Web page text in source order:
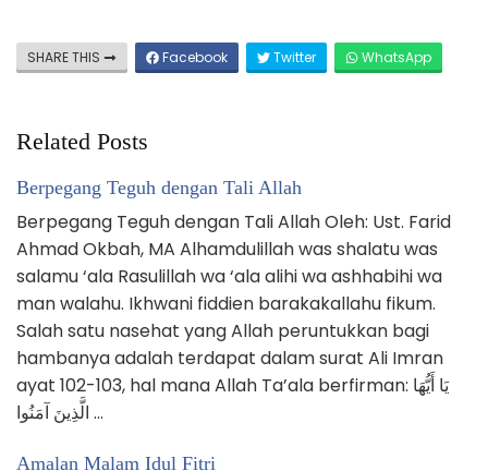
SHARE THIS Facebook Twitter WhatsApp
Related Posts
Berpegang Teguh dengan Tali Allah
Berpegang Teguh dengan Tali Allah Oleh: Ust. Farid
Ahmad Okbah, MA Alhamdulillah was shalatu was
salamu ‘ala Rasulillah wa ‘ala alihi wa ashhabihi wa
man walahu. Ikhwani fiddien barakakallahu fikum.
Salah satu nasehat yang Allah peruntukkan bagi
hambanya adalah terdapat dalam surat Ali Imran
ayat 102-103, hal mana Allah Ta’ala berfirman: يَا أَيُّهَا
الَّذِينَ آمَنُوا …
Amalan Malam Idul Fitri